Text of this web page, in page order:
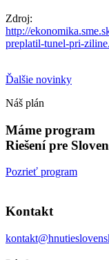
Zdroj:
http://
preplatil-tunel-pri-
Ďalšie novinky
Náš plán
Máme program
Riešení pre
Pozrieť program
Kontakt